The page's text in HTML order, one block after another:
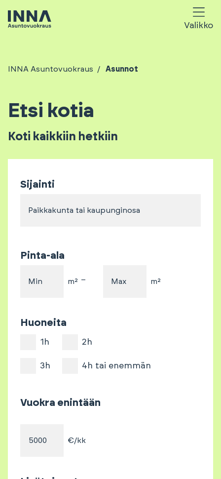
Valikko
INNA Asuntovuokraus Asunnot
Etsi kotia
Koti kaikkiin hetkiin
Sijainti
Paikkakunta tai kaupunginosa
Pinta-ala
Min m² – Max m²
Huoneita
1h 2h
3h 4h tai enemmän
Vuokra enintään
€/kk